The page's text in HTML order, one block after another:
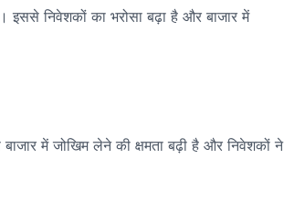
निवेशकों का भरोसा बढ़ा है और बाजार में
में जोखिम लेने की क्षमता बढ़ी है और निवेशकों ने